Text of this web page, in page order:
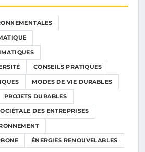
CONSEILS PRATIQUES
MODES DE VIE DURABLES
PROJETS DURABLES
DES ENTREPRISES
ÉNERGIES RENOUVELABLES